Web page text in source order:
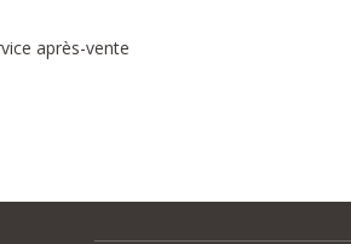
après-vente